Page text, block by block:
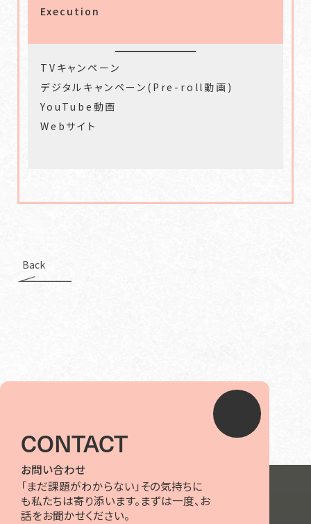
Execution
TVキャンペーン
デジタルキャンペーン(Pre-roll動画)
YouTube動画
Webサイト
Back
CONTACT
お問い合わせ
「まだ課題がわからない」その気持ちに
も私たちは寄り添います。まずは一度、お
話をお聞かせください。